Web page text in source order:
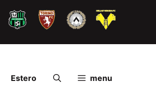
Estero menu